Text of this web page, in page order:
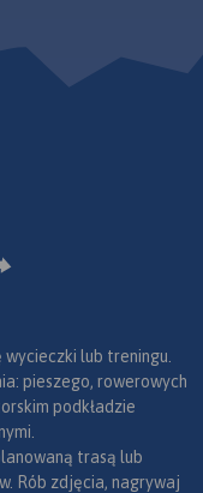
lub treningu.
pieszego, rowerowych
podkładzie
trasą lub
Rób zdjęcia, nagrywaj